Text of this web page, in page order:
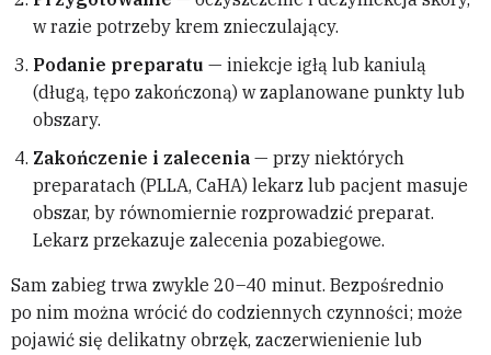
w razie potrzeby krem znieczulający.
Podanie preparatu — iniekcje igłą lub kaniulą
(długą, tępo zakończoną) w zaplanowane punkty lub
obszary.
Zakończenie i zalecenia — przy niektórych
preparatach (PLLA, CaHA) lekarz lub pacjent masuje
obszar, by równomiernie rozprowadzić preparat.
Lekarz przekazuje zalecenia pozabiegowe.
Sam zabieg trwa zwykle 20–40 minut. Bezpośrednio
po nim można wrócić do codziennych czynności; może
pojawić się delikatny obrzęk, zaczerwienienie lub